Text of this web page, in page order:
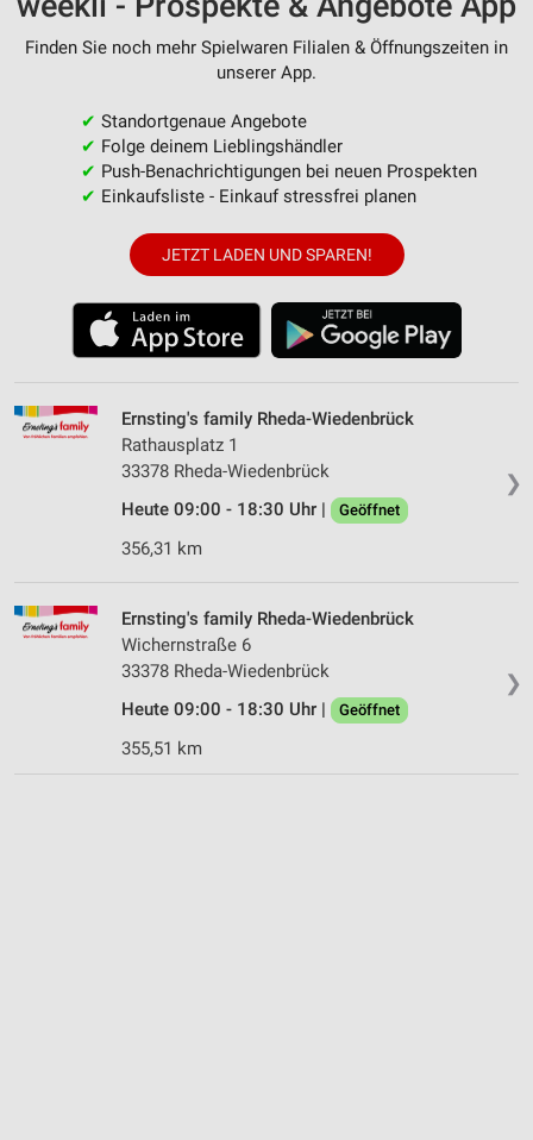
Finden Sie noch mehr Spielwaren Filialen & Öffnungszeiten in
unserer App.
✔ Standortgenaue Angebote
✔ Folge deinem Lieblingshändler
✔ Push-Benachrichtigungen bei neuen Prospekten
✔ Einkaufsliste - Einkauf stressfrei planen
JETZT LADEN UND SPAREN!
❯
Ernsting's family Rheda-Wiedenbrück
Rathausplatz 1
33378 Rheda-Wiedenbrück
Heute 09:00 - 18:30 Uhr |
Geöffnet
356,31 km
❯
Ernsting's family Rheda-Wiedenbrück
Wichernstraße 6
33378 Rheda-Wiedenbrück
Heute 09:00 - 18:30 Uhr |
Geöffnet
355,51 km